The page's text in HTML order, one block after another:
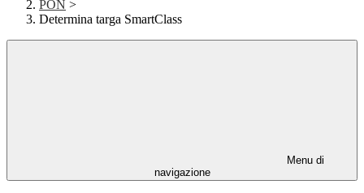
PON >
Determina targa SmartClass
Menu di
navigazione